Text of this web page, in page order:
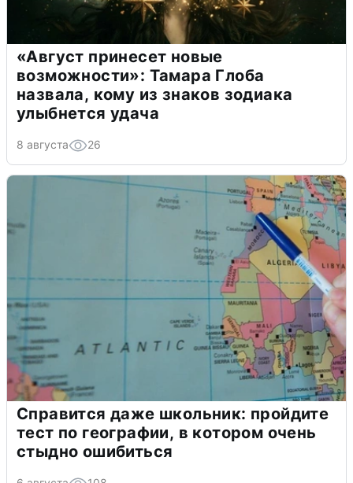
«Август принесет новые
возможности»: Тамара Глоба
назвала, кому из знаков зодиака
улыбнется удача
8 августа 26
Справится даже школьник: пройдите
тест по географии, в котором очень
стыдно ошибиться